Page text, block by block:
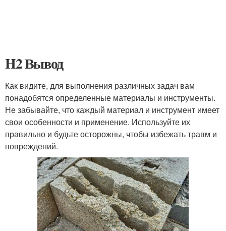
H2 Вывод
Как видите, для выполнения различных задач вам
понадобятся определенные материалы и инструменты.
Не забывайте, что каждый материал и инструмент имеет
свои особенности и применение. Используйте их
правильно и будьте осторожны, чтобы избежать травм и
повреждений.